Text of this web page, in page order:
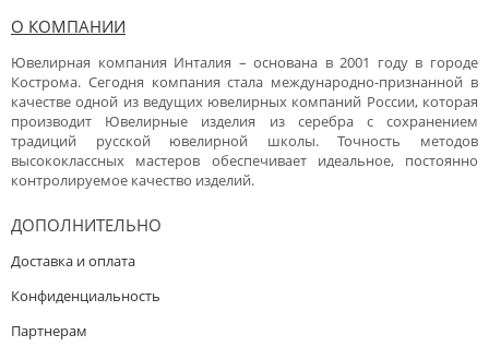
О КОМПАНИИ
Ювелирная компания Инталия – основана в 2001 году в городе
Кострома. Сегодня компания стала международно-признанной в
качестве одной из ведущих ювелирных компаний России, которая
производит Ювелирные изделия из серебра с сохранением
традиций русской ювелирной школы. Точность методов
высококлассных мастеров обеспечивает идеальное, постоянно
контролируемое качество изделий.
ДОПОЛНИТЕЛЬНО
Доставка и оплата
Конфиденциальность
Партнерам